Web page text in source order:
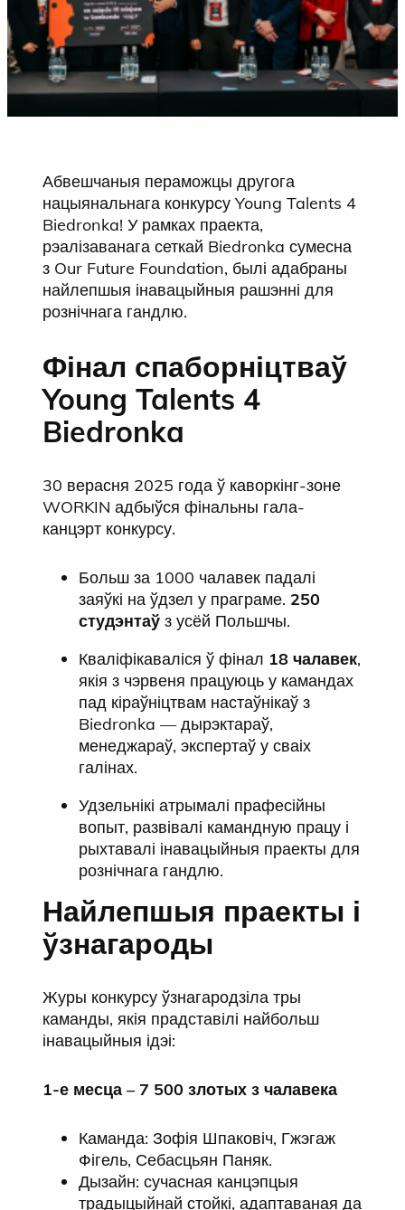
Абвешчаныя пераможцы другога
нацыянальнага конкурсу Young Talents 4
Biedronka! У рамках праекта,
рэалізаванага сеткай Biedronka сумесна
з Our Future Foundation, былі адабраны
найлепшыя інавацыйныя рашэнні для
рознічнага гандлю.
Фінал спаборніцтваў
Young Talents 4
Biedronka
30 верасня 2025 года ў каворкінг-зоне
WORKIN адбыўся фінальны гала-
канцэрт конкурсу.
Больш за 1000 чалавек падалі
заяўкі на ўдзел у праграме. 250
студэнтаў з усёй Польшчы.
Кваліфікаваліся ў фінал 18 чалавек,
якія з чэрвеня працуюць у камандах
пад кіраўніцтвам настаўнікаў з
Biedronka — дырэктараў,
менеджараў, экспертаў у сваіх
галінах.
Удзельнікі атрымалі прафесійны
вопыт, развівалі камандную працу і
рыхтавалі інавацыйныя праекты для
рознічнага гандлю.
Найлепшыя праекты і
ўзнагароды
Журы конкурсу ўзнагародзіла тры
каманды, якія прадставілі найбольш
інавацыйныя ідэі:
1-е месца – 7 500 злотых з чалавека
Каманда: Зофія Шпаковіч, Гжэгаж
Фігель, Себасцьян Паняк.
Дызайн: сучасная канцэпцыя
традыцыйнай стойкі, адаптаваная да